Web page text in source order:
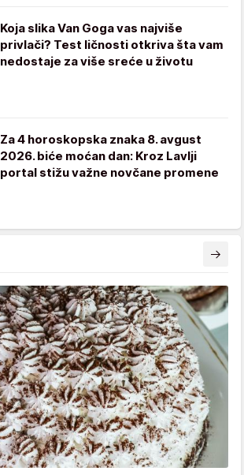
Koja slika Van Goga vas najviše
privlači? Test ličnosti otkriva šta vam
nedostaje za više sreće u životu
Za 4 horoskopska znaka 8. avgust
2026. biće moćan dan: Kroz Lavlji
portal stižu važne novčane promene